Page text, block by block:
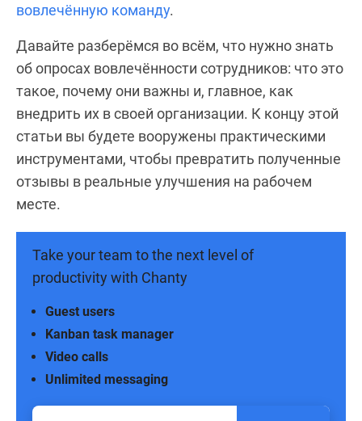
вовлечённую команду.
Давайте разберёмся во всём, что нужно знать
об опросах вовлечённости сотрудников: что это
такое, почему они важны и, главное, как
внедрить их в своей организации. К концу этой
статьи вы будете вооружены практическими
инструментами, чтобы превратить полученные
отзывы в реальные улучшения на рабочем
месте.
Take your team to the next level of
productivity with Chanty
Unlimited messaging
Video calls
Kanban task manager
Guest users